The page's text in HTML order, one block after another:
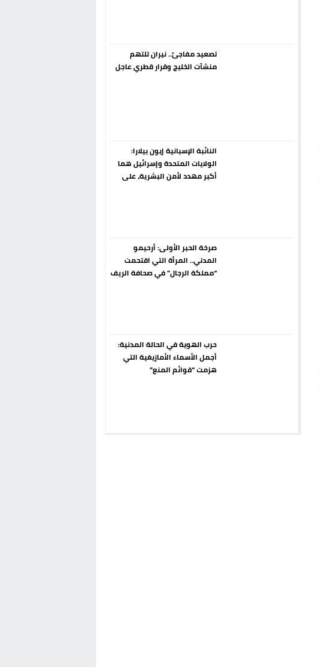
تصعيد مفاجئ.. نيران تلتهم
منشآت الخليج وقرار قطري عاجل
النائبة الإسبانية إيون بيلارا:
الولايات المتحدة وإسرائيل هما
أكبر مهدد لأمن البشرية، على
صرخة الحبر الأولى: أرحيمو
المدني.. المرأة التي اقتحمت
“مملكة الرجال” في صحافة الريف
حرب الهوية في الحالة المدنية:
أجمل الأسماء الأمازيغية التي
هزمت “قوائم المنع”